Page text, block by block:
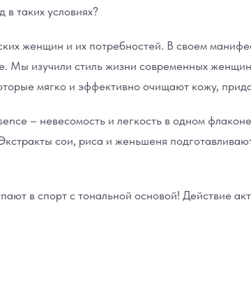
таких условиях?
женщин и их потребностей. В своем
изучили стиль жизни современных
мягко и эффективно очищают кожу,
– невесомость и легкость в одном
сои, риса и женьшеня
в спорт с тональной основой! Действие